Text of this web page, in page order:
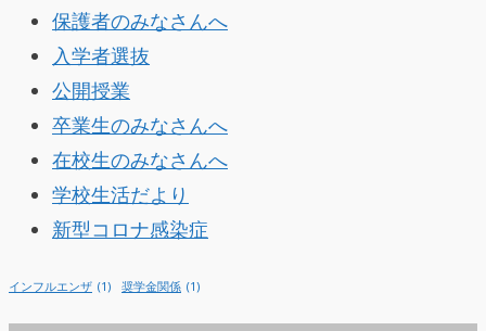
保護者のみなさんへ
入学者選抜
公開授業
卒業生のみなさんへ
在校生のみなさんへ
学校生活だより
新型コロナ感染症
インフルエンザ (1) 奨学金関係 (1)